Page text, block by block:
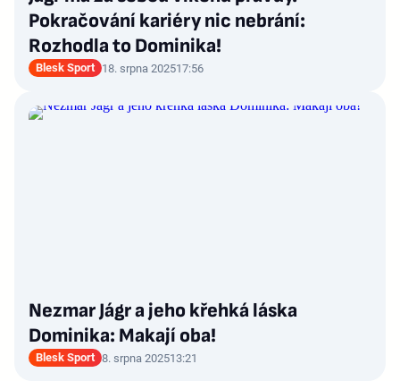
Pokračování kariéry nic nebrání:
Rozhodla to Dominika!
Blesk Sport 18. srpna 202517:56
Nezmar Jágr a jeho křehká láska
Dominika: Makají oba!
Blesk Sport 8. srpna 202513:21